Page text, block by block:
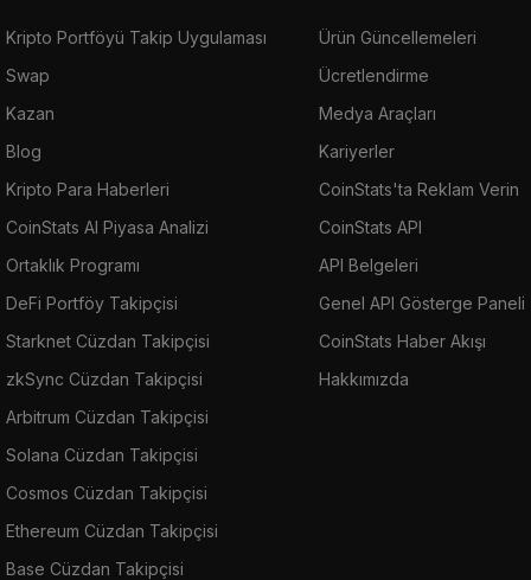
Kripto Portföyü Takip Uygulaması
Swap
Kazan
Blog
Kripto Para Haberleri
CoinStats AI Piyasa Analizi
Ortaklık Programı
DeFi Portföy Takipçisi
Starknet Cüzdan Takipçisi
zkSync Cüzdan Takipçisi
Arbitrum Cüzdan Takipçisi
Solana Cüzdan Takipçisi
Cosmos Cüzdan Takipçisi
Ethereum Cüzdan Takipçisi
Base Cüzdan Takipçisi
Ürün Güncellemeleri
Ücretlendirme
Medya Araçları
Kariyerler
CoinStats'ta Reklam Verin
CoinStats API
API Belgeleri
Genel API Gösterge Paneli
CoinStats Haber Akışı
Hakkımızda